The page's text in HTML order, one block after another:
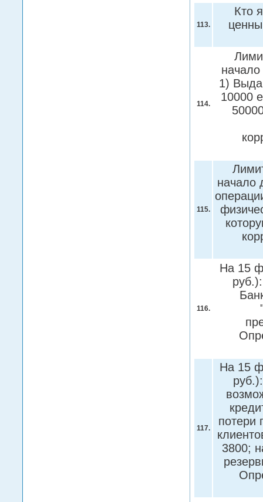
113.
Кто
114.
1)
10000
115.
начало
116.
На 15
117.
На 15
потери
3800;